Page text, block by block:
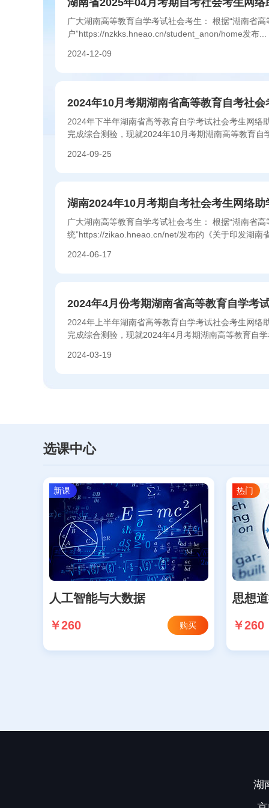
湖南省2025年04月考期自考社会考生网
广大湖南高等教育自学考试社会考生： 根据“湖南省
户”https://nzkks.hneao.cn/student_anon/home发布...
2024-12-09
2024年10月考期湖南省高等教育自考社
2024年下半年湖南省高等教育自学考试社会考生网络
完成综合测验，现就2024年10月考期湖南高等教育
2024-09-25
湖南2024年10月考期自考社会考生网络助
广大湖南高等教育自学考试社会考生： 根据“湖南省
统”https://zikao.hneao.cn/net/发布的《关于印发湖南
2024-06-17
2024年4月份考期湖南省高等教育自学考
2024年上半年湖南省高等教育自学考试社会考生网络
完成综合测验，现就2024年4月考期湖南高等教育自
2024-03-19
选课中心
新课
人工智能与大数据
￥260 购买
热门
思想
￥260
湖